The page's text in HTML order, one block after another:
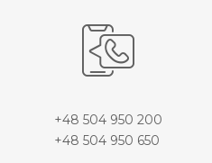
+48 504 950 200
+48 504 950 650